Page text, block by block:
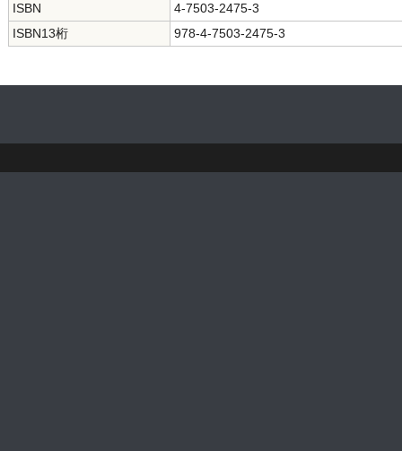
ISBN
4-7503-2475-3
ISBN13桁
978-4-7503-2475-3